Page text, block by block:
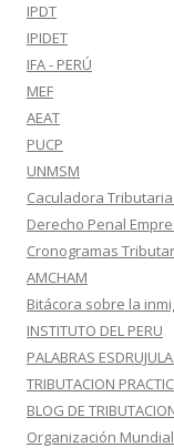
IPDT
IPIDET
IFA - PERÚ
MEF
AEAT
PUCP
UNMSM
Caculadora Tributaria
Derecho Penal
Cronogramas
AMCHAM
Bitácora sobre la
INSTITUTO DEL PERU
PALABRAS
TRIBUTACION
BLOG DE
Organización